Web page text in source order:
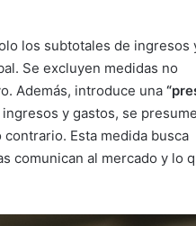
los subtotales de ingresos
Se excluyen medidas no
Además, introduce una
y gastos, se
Esta medida busca
comunican al mercado y lo